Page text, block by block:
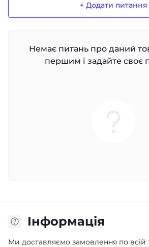
+ Додати питання
Немає питань про даний
першим і задайте своє
Iнформація
Ми доставляємо замовлення по всій